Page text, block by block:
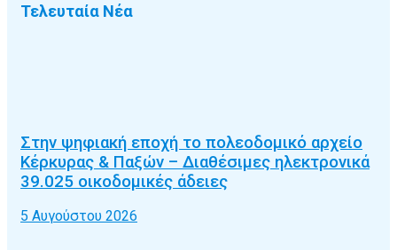
Τελευταία Νέα
Στην ψηφιακή εποχή το πολεοδομικό αρχείο
Κέρκυρας & Παξών – Διαθέσιμες ηλεκτρονικά
39.025 οικοδομικές άδειες
5 Αυγούστου 2026